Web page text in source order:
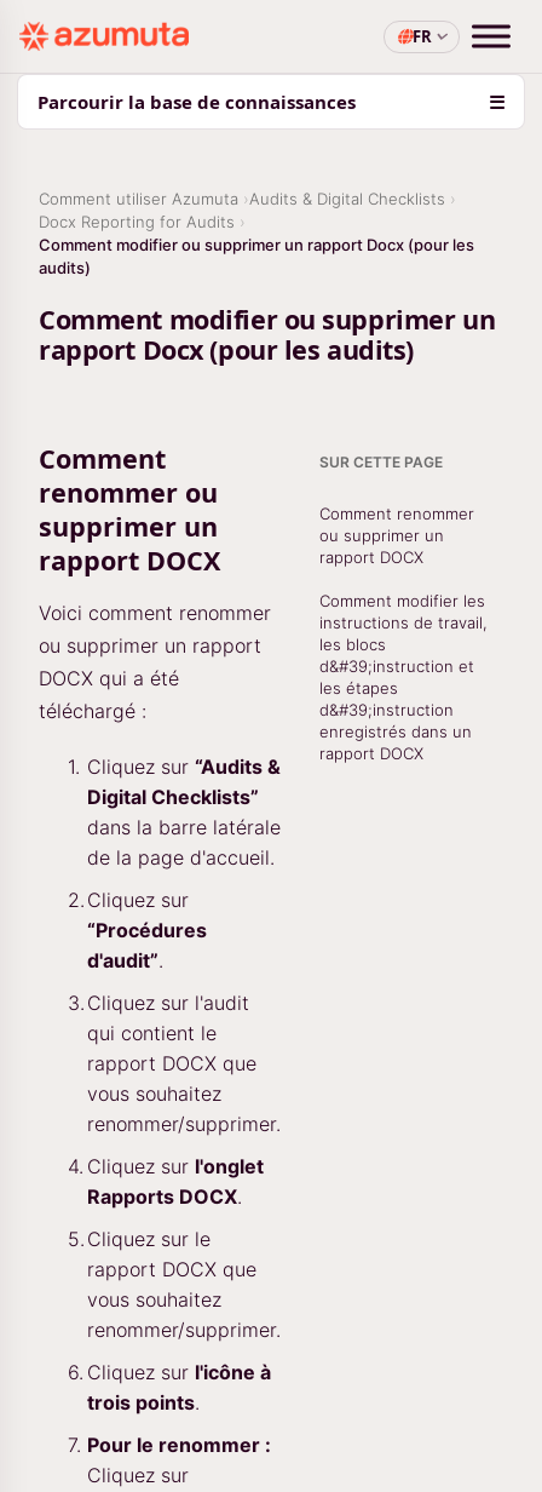
FR
Parcourir la base de connaissances ☰
Comment utiliser Azumuta
Audits & Digital Checklists
Docx Reporting for Audits
Comment modifier ou supprimer un rapport Docx (pour les
audits)
Comment modifier ou supprimer un
rapport Docx (pour les audits)
Comment
renommer ou
supprimer un
rapport DOCX
Voici comment renommer
ou supprimer un rapport
DOCX qui a été
téléchargé :
Cliquez sur “Audits &
Digital Checklists”
dans la barre latérale
de la page d'accueil.
Cliquez sur
“Procédures
d'audit”.
Cliquez sur l'audit
qui contient le
rapport DOCX que
vous souhaitez
renommer/supprimer.
Cliquez sur l'onglet
Rapports DOCX.
Cliquez sur le
rapport DOCX que
vous souhaitez
renommer/supprimer.
Cliquez sur l'icône à
trois points.
Pour le renommer :
Cliquez sur
SUR CETTE PAGE
Comment renommer
ou supprimer un
rapport DOCX
Comment modifier les
instructions de travail,
les blocs
d&#39;instruction et
les étapes
d&#39;instruction
enregistrés dans un
rapport DOCX